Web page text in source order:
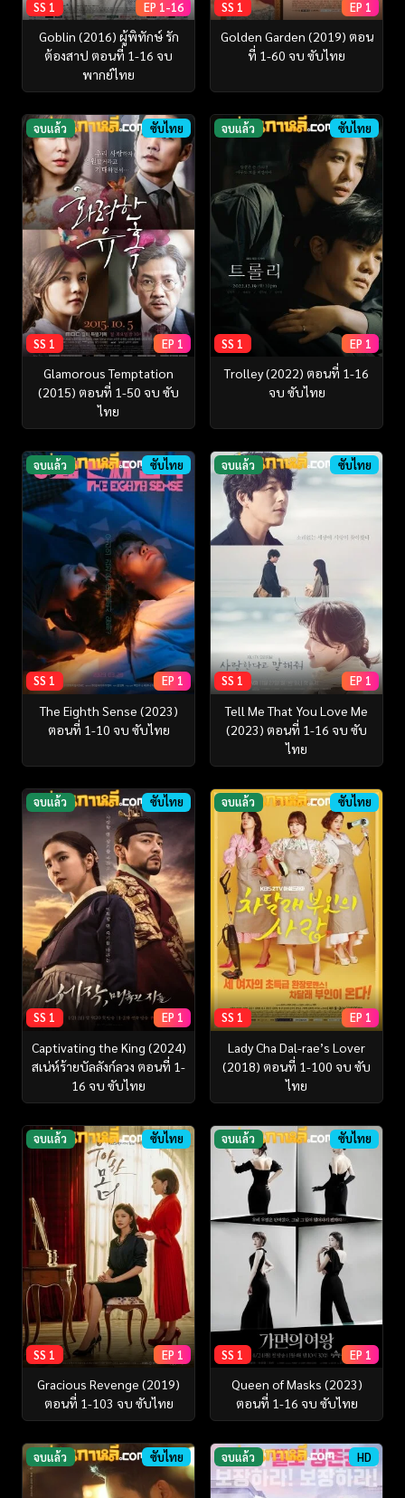
SS 1 EP 1-16
Goblin (2016) ผู้พิทักษ์ รัก
ต้องสาป ตอนที่ 1-16 จบ
พากย์ไทย
SS 1 EP 1
Golden Garden (2019) ตอน
ที่ 1-60 จบ ซับไทย
จบแล้ว ซับไทย
SS 1 EP 1
Glamorous Temptation
(2015) ตอนที่ 1-50 จบ ซับ
ไทย
จบแล้ว ซับไทย
SS 1 EP 1
Trolley (2022) ตอนที่ 1-16
จบ ซับไทย
จบแล้ว ซับไทย
SS 1 EP 1
The Eighth Sense (2023)
ตอนที่ 1-10 จบ ซับไทย
จบแล้ว ซับไทย
SS 1 EP 1
Tell Me That You Love Me
(2023) ตอนที่ 1-16 จบ ซับ
ไทย
จบแล้ว ซับไทย
SS 1 EP 1
Captivating the King (2024)
สเน่ห์ร้ายบัลลังก์ลวง ตอนที่ 1-
16 จบ ซับไทย
จบแล้ว ซับไทย
SS 1 EP 1
Lady Cha Dal-rae’s Lover
(2018) ตอนที่ 1-100 จบ ซับ
ไทย
จบแล้ว ซับไทย
SS 1 EP 1
Gracious Revenge (2019)
ตอนที่ 1-103 จบ ซับไทย
จบแล้ว ซับไทย
SS 1 EP 1
Queen of Masks (2023)
ตอนที่ 1-16 จบ ซับไทย
จบแล้ว ซับไทย จบแล้ว HD